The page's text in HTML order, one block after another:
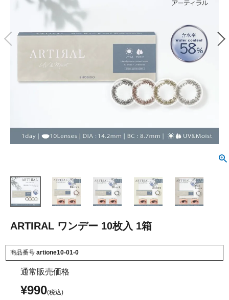
ARTIRAL ワンデー 10枚入 1箱
商品番号 artione10-01-0
通常販売価格
¥990